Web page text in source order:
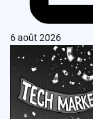
6 août 2026